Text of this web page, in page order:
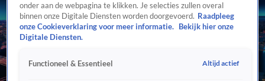
onder aan de webpagina te klikken. Je selecties zullen overal
binnen onze Digitale Diensten worden doorgevoerd. Raadpleeg
onze Cookieverklaring voor meer informatie.
Bekijk hier onze
Digitale Diensten.
Functioneel & Essentieel Altijd actief